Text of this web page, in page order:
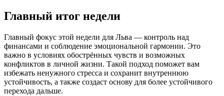
Главный итог недели
Главный фокус этой недели для Льва — контроль над
финансами и соблюдение эмоциональной гармонии. Это
важно в условиях обострённых чувств и возможных
конфликтов в личной жизни. Такой подход поможет вам
избежать ненужного стресса и сохранит внутреннюю
устойчивость, а также создаст основу для более устойчивого
перехода дальше.